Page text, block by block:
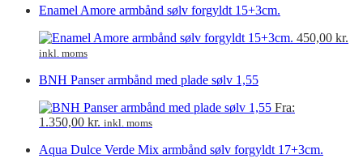
Enamel Amore armbånd sølv forgyldt 15+3cm.
450,00 kr.
inkl. moms
BNH Panser armbånd med plade sølv 1,55
Fra:
1.350,00 kr. inkl. moms
Aqua Dulce Verde Mix armbånd sølv forgyldt 17+3cm.